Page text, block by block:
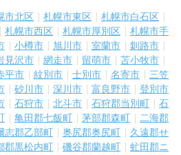
市北区 札幌市東区
札幌市白石区
札幌市西区 札幌市厚別区
札幌市手
小樽市 旭川市 室蘭市
釧路市
見沢市 網走市 留萌市
苫小牧市
平市 紋別市 士別市 名寄市
三笠
砂川市 深川市 富良野市
登別市
石狩市 北斗市 石狩郡当別町
石
亀田郡七飯町 茅部郡森町
二海郡
志郡乙部町 奥尻郡奥尻町
久遠郡せ
郡黒松内町 磯谷郡蘭越町
虻田郡ニ